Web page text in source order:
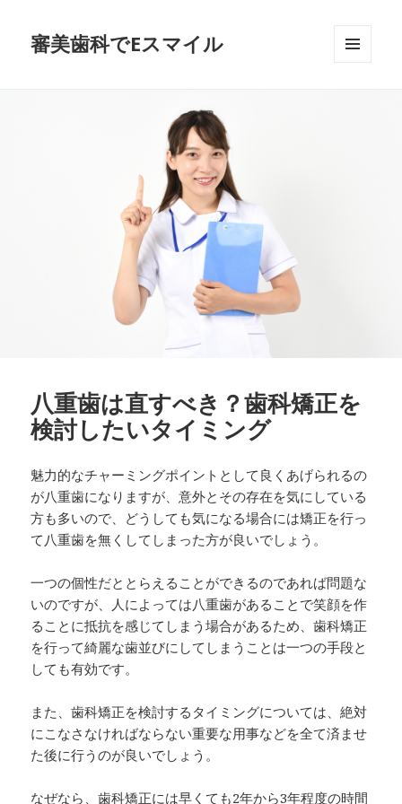
審美歯科でEスマイル
八重歯は直すべき？歯科矯正を
検討したいタイミング
魅力的なチャーミングポイントとして良くあげられるの
が八重歯になりますが、意外とその存在を気にしている
方も多いので、どうしても気になる場合には矯正を行っ
て八重歯を無くしてしまった方が良いでしょう。
一つの個性だととらえることができるのであれば問題な
いのですが、人によっては八重歯があることで笑顔を作
ることに抵抗を感じてしまう場合があるため、歯科矯正
を行って綺麗な歯並びにしてしまうことは一つの手段と
しても有効です。
また、歯科矯正を検討するタイミングについては、絶対
にこなさなければならない重要な用事などを全て済ませ
た後に行うのが良いでしょう。
なぜなら、歯科矯正には早くても2年から3年程度の時間